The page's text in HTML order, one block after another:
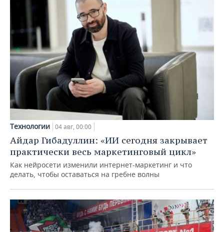
Технологии 04 авг, 00:00
Айдар Гибадуллин: «ИИ сегодня закрывает
практически весь маркетинговый цикл»
Как нейросети изменили интернет-маркетинг и что
делать, чтобы оставаться на гребне волны